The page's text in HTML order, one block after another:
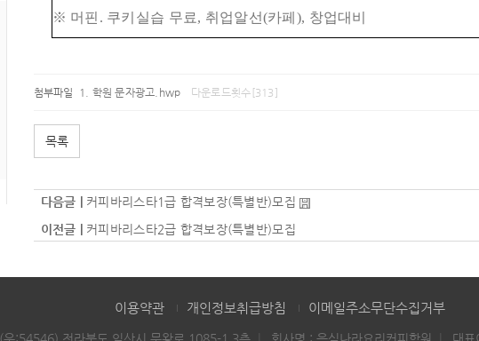
※ 머핀. 쿠키실습 무료, 취업알선(카페), 창업대비
첨부파일 학원 문자광고.hwp 다운로드횟수[313]
목록
다음글 | 커피바리스타1급 합격보장(특별반)모집
이전글 | 커피바리스타2급 합격보장(특별반)모집
이용약관 개인정보취급방침 이메일주소무단수집거부